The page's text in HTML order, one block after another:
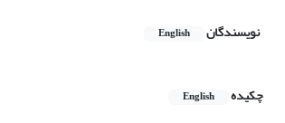
نویسندگان English
چکیده English